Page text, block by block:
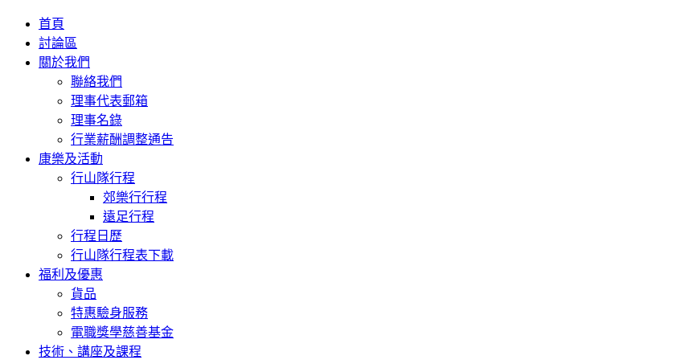
首頁
討論區
關於我們
聯絡我們
理事代表郵箱
理事名錄
行業薪酬調整通告
康樂及活動
行山隊行程
郊樂行行程
遠足行程
行程日歷
行山隊行程表下載
福利及優惠
貨品
特惠驗身服務
電職獎學慈善基金
技術、講座及課程